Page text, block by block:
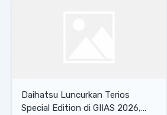
Daihatsu Luncurkan Terios
Special Edition di GIIAS 2026,